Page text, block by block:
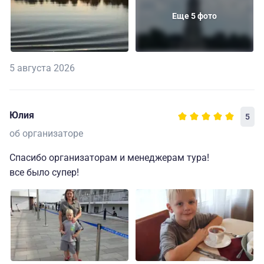
Еще 5 фото
5 августа 2026
Юлия 5
об организаторе
Спасибо организаторам и менеджерам тура!
все было супер!